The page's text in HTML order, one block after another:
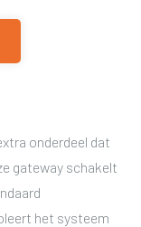
onderdeel dat
gateway schakelt
het systeem